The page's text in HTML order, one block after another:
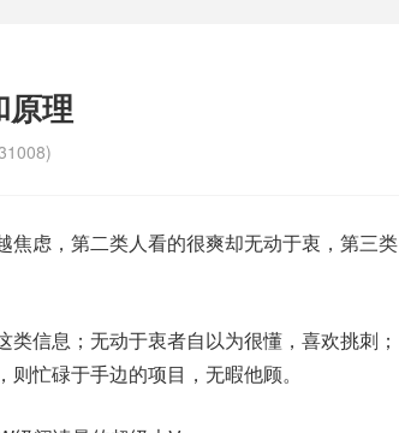
原理
虑，第二类人看的很爽却无动于衷，第三类
信息；无动于衷者自以为很懂，喜欢挑刺；
忙碌于手边的项目，无暇他顾。